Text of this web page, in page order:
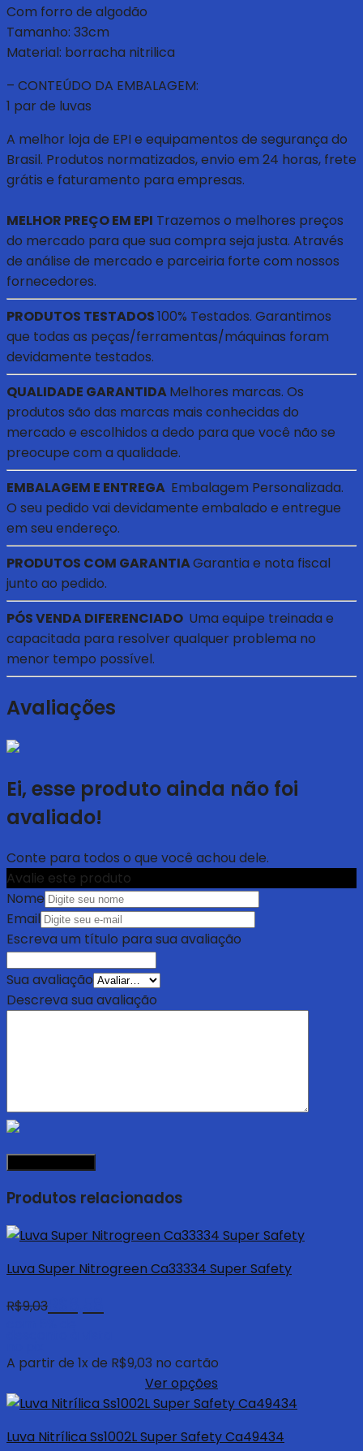
Com forro de algodão
Tamanho: 33cm
Material: borracha nitrilica
– CONTEÚDO DA EMBALAGEM:
1 par de luvas
A melhor loja de EPI e equipamentos de segurança do
Brasil. Produtos normatizados, envio em 24 horas, frete
grátis e faturamento para empresas.
MELHOR PREÇO EM EPI Trazemos o melhores preços
do mercado para que sua compra seja justa. Através
de análise de mercado e parceiria forte com nossos
fornecedores.
PRODUTOS TESTADOS100% Testados. Garantimos
que todas as peças/ferramentas/máquinas foram
devidamente testados.
QUALIDADE GARANTIDAMelhores marcas. Os
produtos são das marcas mais conhecidas do
mercado e escolhidos a dedo para que você não se
preocupe com a qualidade.
EMBALAGEM E ENTREGA Embalagem Personalizada.
O seu pedido vai devidamente embalado e entregue
em seu endereço.
PRODUTOS COM GARANTIAGarantia e nota fiscal
junto ao pedido.
PÓS VENDA DIFERENCIADO Uma equipe treinada e
capacitada para resolver qualquer problema no
menor tempo possível.
Avaliações
Ei, esse produto ainda não foi
avaliado!
Conte para todos o que você achou dele.
Avalie este produto
Nome
Email
Escreva um título para sua avaliação
Sua avaliação
Descreva sua avaliação
Produtos relacionados
Luva Super Nitrogreen Ca33334 Super Safety
A partir de 1x de R$9,03 no cartão
R$9,03
Ver opções
Luva Nitrílica Ss1002L Super Safety Ca49434